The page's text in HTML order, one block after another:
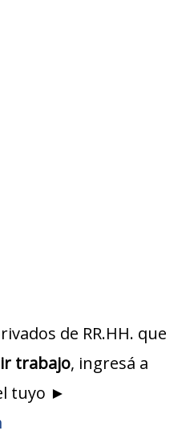
de RR.HH. que
trabajo, ingresá a
tuyo ►